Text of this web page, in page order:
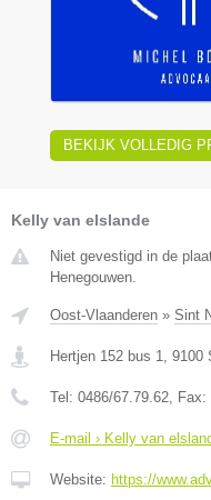
BEKIJK VOLLEDIG
Kelly van elslande
Niet gevestigd in de
Henegouwen.
Oost-Vlaanderen » Sint
Hertjen 152 bus 1 9100
Tel: 0486/67.79.62 , Fax:
E-mail › Kelly van
Website: https://